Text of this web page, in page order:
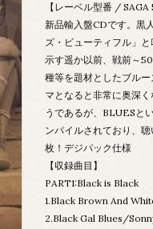
【レーベル型番 / SAGA
新品輸入盤CDです。黒
ズ・ビューティフル」
示す遥か以前、戦前～
種等を題材としたブル
マとなると非常に奥深
うであるが、BLUESと
ンパイルされており、
枚！デジパック仕様
【収録曲目】
PART1:Black is Black
1.Black Brown And
2.Black Gal Blues/